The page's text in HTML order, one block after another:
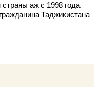
аж с 1998 года.
Таджикистана